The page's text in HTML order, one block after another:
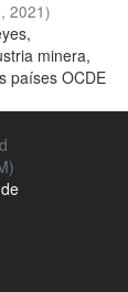
, 2021)
minera,
países OCDE